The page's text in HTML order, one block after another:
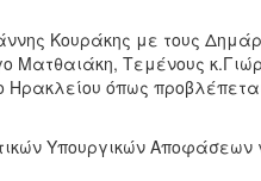
Κουράκης με τους
Ματθαιάκη, Τεμένους
Ηρακλείου όπως
Υπουργικών Αποφάσεων